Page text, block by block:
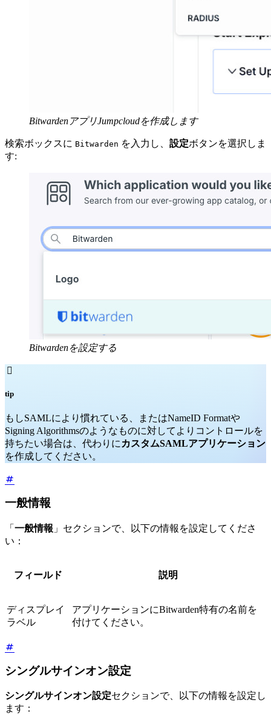
BitwardenアプリJumpcloudを作成します
検索ボックスに Bitwarden を入力し、 設定ボタンを選択しま
す:
Bitwardenを設定する

tip
もしSAMLにより慣れている、またはNameID Formatや
Signing Algorithmsのようなものに対してよりコントロールを
持ちたい場合は、代わりに カスタムSAMLアプリケーション
を作成してください。
一般情報
「 一般情報 」セクションで、以下の情報を設定してくださ
い：
フィールド 説明
ディスプレイ
ラベル
アプリケーションにBitwarden特有の名前を
付けてください。
シングルサインオン設定
シングルサインオン設定セクションで、以下の情報を設定し
ます：